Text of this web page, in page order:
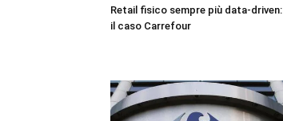
Retail fisico sempre più data-driven:
il caso Carrefour